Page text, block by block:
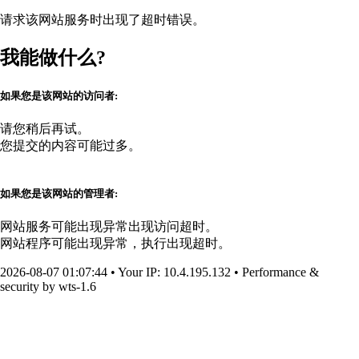
请求该网站服务时出现了超时错误。
我能做什么?
如果您是该网站的访问者:
请您稍后再试。
您提交的内容可能过多。
如果您是该网站的管理者:
网站服务可能出现异常出现访问超时。
网站程序可能出现异常，执行出现超时。
2026-08-07 01:07:44 • Your IP: 10.4.195.132 • Performance &
security by wts-1.6